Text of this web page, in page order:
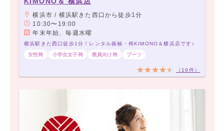
横浜市 / 横浜駅きた西口から徒歩1分
10:30〜19:00
年末年始、毎週水曜
横浜駅きた西口徒歩1分！レンタル振袖・袴KIMONO＆横浜店です♪
女性袴
小学生女子袴 教員向け袴 ブーツ
（19件）